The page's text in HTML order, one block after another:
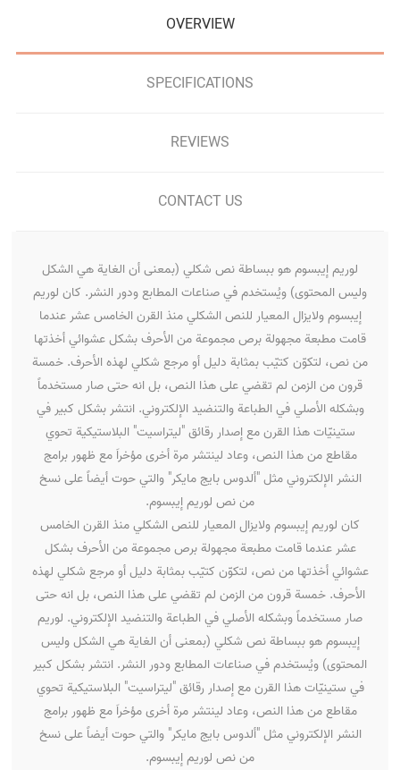
OVERVIEW
SPECIFICATIONS
REVIEWS
CONTACT US
لوريم إيبسوم هو ببساطة نص شكلي (بمعنى أن الغاية هي الشكل
وليس المحتوى) ويُستخدم في صناعات المطابع ودور النشر. كان لوريم
إيبسوم ولايزال المعيار للنص الشكلي منذ القرن الخامس عشر عندما
قامت مطبعة مجهولة برص مجموعة من الأحرف بشكل عشوائي أخذتها
من نص، لتكوّن كتيّب بمثابة دليل أو مرجع شكلي لهذه الأحرف. خمسة
قرون من الزمن لم تقضي على هذا النص، بل انه حتى صار مستخدماً
وبشكله الأصلي في الطباعة والتنضيد الإلكتروني. انتشر بشكل كبير في
ستينيّات هذا القرن مع إصدار رقائق "ليتراسيت" البلاستيكية تحوي
مقاطع من هذا النص، وعاد لينتشر مرة أخرى مؤخراَ مع ظهور برامج
النشر الإلكتروني مثل "ألدوس بايج مايكر" والتي حوت أيضاً على نسخ
من نص لوريم إيبسوم.
كان لوريم إيبسوم ولايزال المعيار للنص الشكلي منذ القرن الخامس
عشر عندما قامت مطبعة مجهولة برص مجموعة من الأحرف بشكل
عشوائي أخذتها من نص، لتكوّن كتيّب بمثابة دليل أو مرجع شكلي لهذه
الأحرف. خمسة قرون من الزمن لم تقضي على هذا النص، بل انه حتى
صار مستخدماً وبشكله الأصلي في الطباعة والتنضيد الإلكتروني. لوريم
إيبسوم هو ببساطة نص شكلي (بمعنى أن الغاية هي الشكل وليس
المحتوى) ويُستخدم في صناعات المطابع ودور النشر. انتشر بشكل كبير
في ستينيّات هذا القرن مع إصدار رقائق "ليتراسيت" البلاستيكية تحوي
مقاطع من هذا النص، وعاد لينتشر مرة أخرى مؤخراَ مع ظهور برامج
النشر الإلكتروني مثل "ألدوس بايج مايكر" والتي حوت أيضاً على نسخ
من نص لوريم إيبسوم.